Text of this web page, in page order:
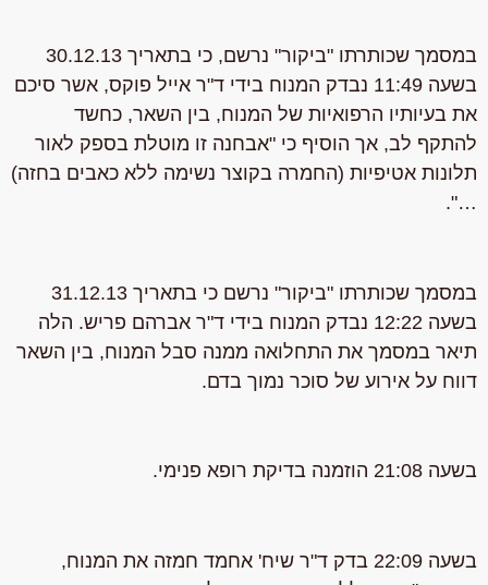
במסמך שכותרתו "ביקור" נרשם, כי בתאריך 30.12.13
בשעה 11:49 נבדק המנוח בידי ד"ר אייל פוקס, אשר סיכם
את בעיותיו הרפואיות של המנוח, בין השאר, כחשד
להתקף לב, אך הוסיף כי "אבחנה זו מוטלת בספק לאור
תלונות אטיפיות (החמרה בקוצר נשימה ללא כאבים בחזה)
…".
במסמך שכותרתו "ביקור" נרשם כי בתאריך 31.12.13
בשעה 12:22 נבדק המנוח בידי ד"ר אברהם פריש. הלה
תיאר במסמך את התחלואה ממנה סבל המנוח, בין השאר
דווח על אירוע של סוכר נמוך בדם.
בשעה 21:08 הוזמנה בדיקת רופא פנימי.
בשעה 22:09 בדק ד"ר שיח' אחמד חמזה את המנוח,